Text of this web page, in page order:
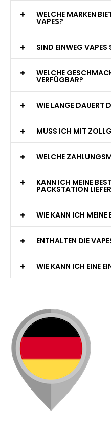
WELCHE MARKEN
VAPES?
SIND EINWEG VAPES
WELCHE
VERFÜGBAR?
WIE LANGE DAUERT
MUSS ICH MIT
WELCHE
KANN ICH MEINE
PACKSTATION
WIE KANN ICH MEINE
ENTHALTEN DIE
WIE KANN ICH EINE